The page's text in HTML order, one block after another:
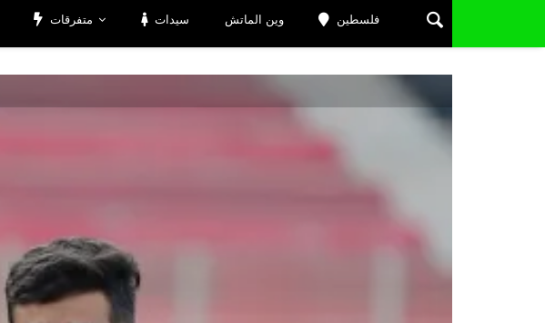
متفرقات سيدات وين الماتش فلسطين